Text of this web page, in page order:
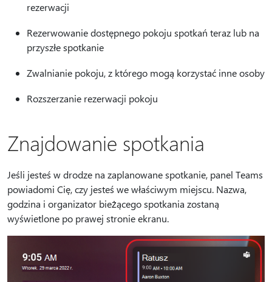
rezerwacji
Rezerwowanie dostępnego pokoju spotkań teraz lub na
przyszłe spotkanie
Zwalnianie pokoju, z którego mogą korzystać inne osoby
Rozszerzanie rezerwacji pokoju
Znajdowanie spotkania
Jeśli jesteś w drodze na zaplanowane spotkanie, panel Teams
powiadomi Cię, czy jesteś we właściwym miejscu. Nazwa,
godzina i organizator bieżącego spotkania zostaną
wyświetlone po prawej stronie ekranu.